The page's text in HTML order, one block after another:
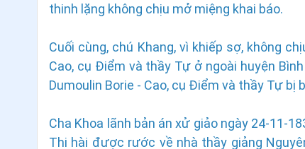
thinh lặng không chịu mở miệng khai báo.
Cuối cùng, chú Khang, vì khiếp sợ, không
Cao, cụ Điểm và thầy Tự ở ngoài huyện
Dumoulin Borie - Cao, cụ Điểm và thầy Tự
Cha Khoa lãnh bản án xử giảo ngày 24-11-
Thi hài được rước về nhà thầy giảng